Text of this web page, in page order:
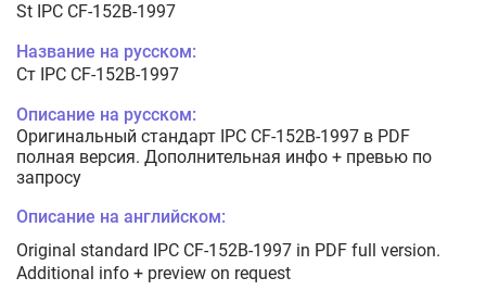
St IPC CF-152B-1997
Название на русском:
Ст IPC CF-152B-1997
Описание на русском:
Оригинальный стандарт IPC CF-152B-1997 в PDF
полная версия. Дополнительная инфо + превью по
запросу
Описание на английском:
Original standard IPC CF-152B-1997 in PDF full version.
Additional info + preview on request